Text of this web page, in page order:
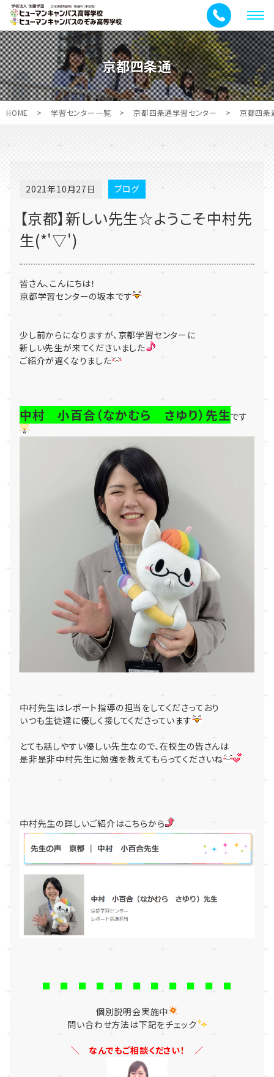
メ
ニ
ュ
ー
京都四条通
HOME > 学習センター一覧 > 京都四条通学習センター > 京都四条
2021年10月27日 ブログ
【京都】新しい先生☆ようこそ中村先
生(*'▽')
皆さん、こんにちは！
京都学習センターの坂本です
少し前からになりますが、京都学習センターに
新しい先生が来てくださいました
ご紹介が遅くなりました
中村 小百合（なかむら さゆり）先生です
中村先生はレポート指導の担当をしてくださっており
いつも生徒達に優しく接してくださっています
とても話しやすい優しい先生なので、在校生の皆さんは
是非是非中村先生に勉強を教えてもらってくださいね
中村先生の詳しいご紹介はこちらから
■ ■ ■ ■ ■ ■ ■ ■ ■ ■ ■
個別説明会実施中
問い合わせ方法は下記をチェック
＼ なんでもご相談ください！ ／